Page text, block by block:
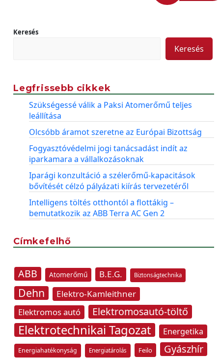
Keresés
Keresés
Legfrissebb cikkek
Szükségessé válik a Paksi Atomerőmű teljes
leállítása
Olcsóbb áramot szeretne az Európai Bizottság
Fogyasztóvédelmi jogi tanácsadást indít az
iparkamara a vállalkozásoknak
Iparági konzultáció a szélerőmű-kapacitások
bővítését célzó pályázati kiírás tervezetéről
Intelligens töltés otthontól a flottákig –
bemutatkozik az ABB Terra AC Gen 2
Címkefelhő
ABB Atomerőmű B.E.G. Biztonságtechnika
Dehn
Elektro-Kamleithner
Elektromos autó
Elektromosautó-töltő
Elektrotechnikai Tagozat Energetika
Energiahatékonyság Energiatárolás Feilo Gyászhír